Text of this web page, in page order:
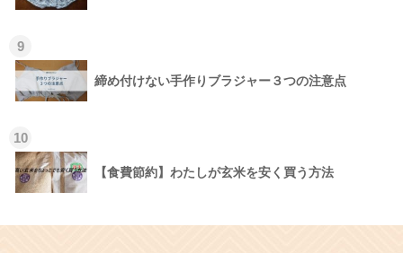
9
締め付けない手作りブラジャー３つの注意点
10
【食費節約】わたしが玄米を安く買う方法